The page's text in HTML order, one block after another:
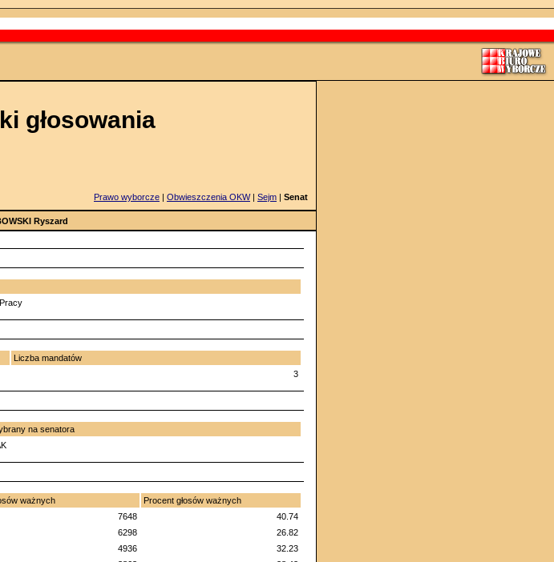
głosowania
Prawo wyborcze | Obwieszczenia OKW| Sejm | Senat
Ryszard
Liczba mandatów
3
na senatora
ważnych
Procent głosów ważnych
7648
40.74
6298
26.82
4936
32.23